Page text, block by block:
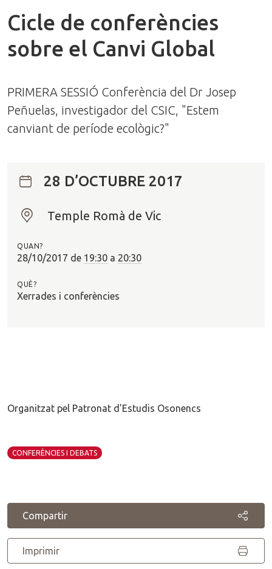
Cicle de conferències
sobre el Canvi Global
PRIMERA SESSIÓ Conferència del Dr Josep
Peñuelas, investigador del CSIC, "Estem
canviant de període ecològic?"
28 D’OCTUBRE 2017
O
?
Temple Romà de Vic
QUAN?
28/10/2017 de 19:30 a 20:30
QUÈ?
Xerrades i conferències
Organitzat pel Patronat d'Estudis Osonencs
CONFERÈNCIES I DEBATS
Compartir
Imprimir